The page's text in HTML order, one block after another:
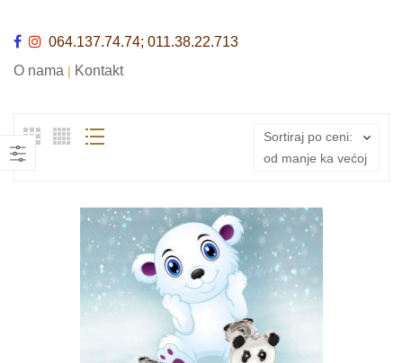
064.137.74.74; 011.38.22.713
O nama | Kontakt
Sortiraj po ceni:
od manje ka većoj